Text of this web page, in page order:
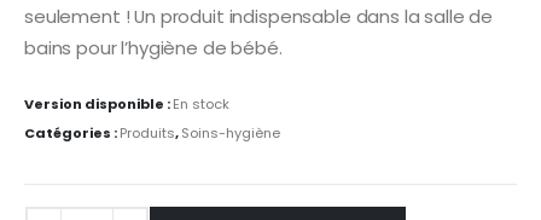
seulement ! Un produit indispensable dans la salle de
bains pour l’hygiène de bébé.
Version disponible :En stock
Catégories :Produits,Soins-hygiène